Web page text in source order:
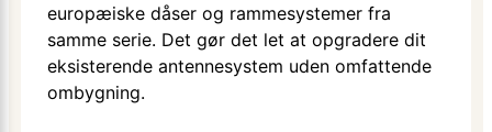
europæiske dåser og rammesystemer fra
samme serie. Det gør det let at opgradere dit
eksisterende antennesystem uden omfattende
ombygning.